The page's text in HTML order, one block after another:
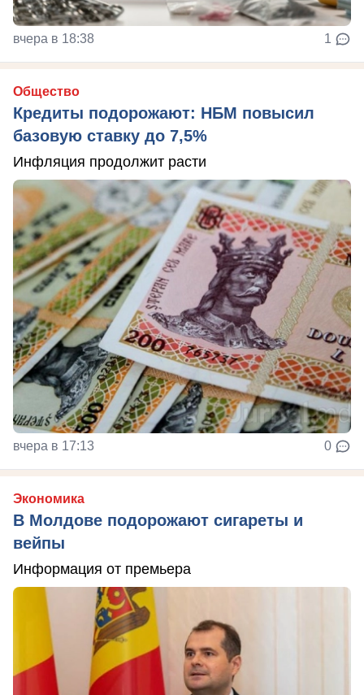
вчера в 18:38 1
Общество
Кредиты подорожают: НБМ повысил
базовую ставку до 7,5%
Инфляция продолжит расти
вчера в 17:13 0
Экономика
В Молдове подорожают сигареты и
вейпы
Информация от премьера